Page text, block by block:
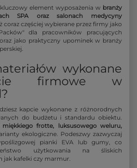
element wyposażenia w branży
SPA oraz salonach medycyny
coraz częściej wybierane przez firmy jako
dla pracowników pracujących
jako praktyczny upominek w branży
wykonane
firmowe w
kapcie wykonane z różnorodnych
do budżetu i standardu obiektu.
miękkiego frotte, luksusowego weluru,
ekologiczne. Podeszwy zazwyczaj
pianki EVA lub gumy, co
użytkowania na śliskich
jak kafelki czy marmur.